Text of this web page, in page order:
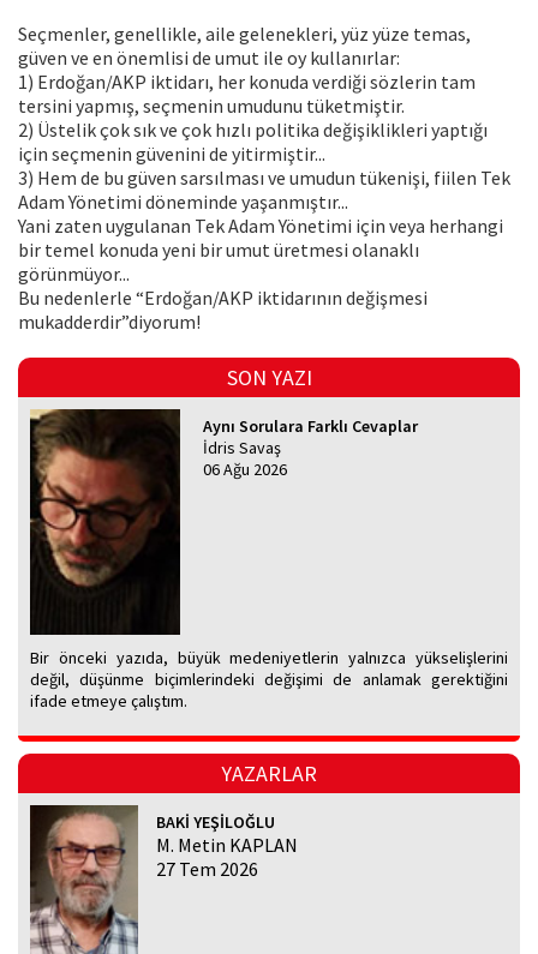
Seçmenler, genellikle, aile gelenekleri, yüz yüze temas,
güven ve en önemlisi de umut ile oy kullanırlar:
1) Erdoğan/AKP iktidarı, her konuda verdiği sözlerin tam
tersini yapmış, seçmenin umudunu tüketmiştir.
2) Üstelik çok sık ve çok hızlı politika değişiklikleri yaptığı
için seçmenin güvenini de yitirmiştir...
3) Hem de bu güven sarsılması ve umudun tükenişi, fiilen Tek
Adam Yönetimi döneminde yaşanmıştır...
Yani zaten uygulanan Tek Adam Yönetimi için veya herhangi
bir temel konuda yeni bir umut üretmesi olanaklı
görünmüyor...
Bu nedenlerle “Erdoğan/AKP iktidarının değişmesi
mukadderdir”diyorum!
SON YAZI
Aynı Sorulara Farklı Cevaplar
İdris Savaş
06 Ağu 2026
Bir önceki yazıda, büyük medeniyetlerin yalnızca yükselişlerini
değil, düşünme biçimlerindeki değişimi de anlamak gerektiğini
ifade etmeye çalıştım.
YAZARLAR
BAKİ YEŞİLOĞLU
M. Metin KAPLAN
27 Tem 2026